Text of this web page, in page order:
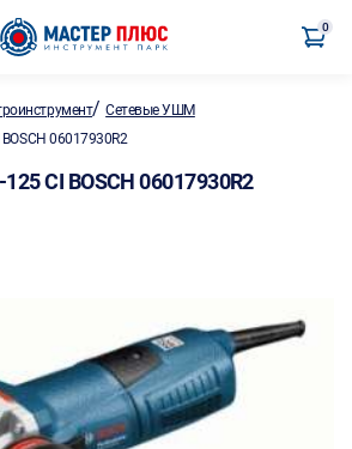
0
/Сетевые УШМ
06017930R2
CI BOSCH 06017930R2